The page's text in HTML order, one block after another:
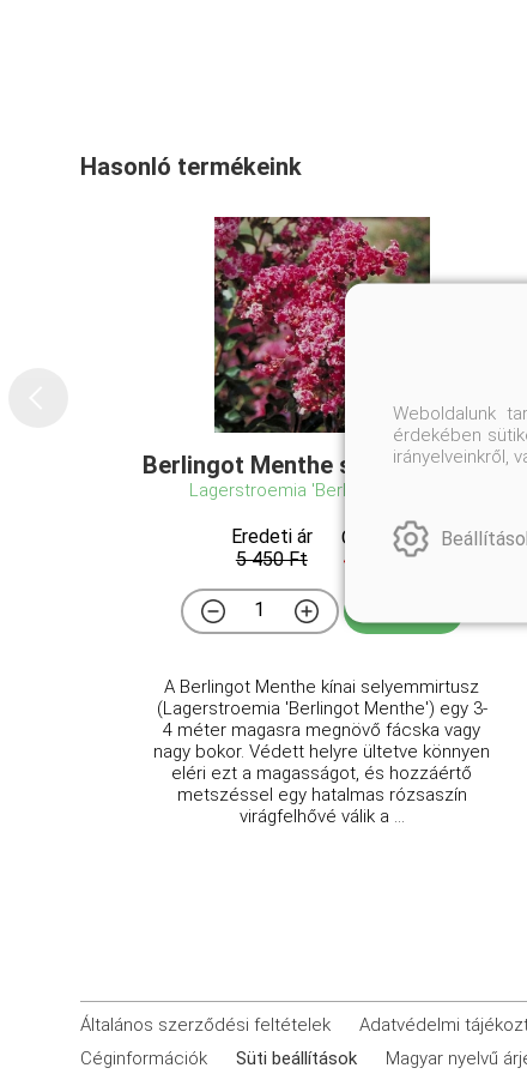
Hasonló termékeink
Berlingot Menthe selyemmirtusz
Lagerstroemia 'Berlingot Menthe'
Eredeti ár
5 450 Ft
Online ár
4 950 Ft
A Berlingot Menthe kínai selyemmirtusz
(Lagerstroemia 'Berlingot Menthe') egy 3-
4 méter magasra megnövő fácska vagy
nagy bokor. Védett helyre ültetve könnyen
eléri ezt a magasságot, és hozzáértő
metszéssel egy hatalmas rózsaszín
virágfelhővé válik a ...
Általános szerződési feltételek Adatvédelmi
Céginformációk
Süti beállítások Magyar nyelvű
Weboldalunk
érdekében
irányelveinkről,